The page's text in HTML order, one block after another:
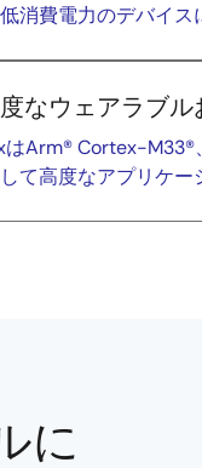
消費電力のデバイス
なウェアラブ
はArm® Cortex-
て高度なアプリケー
に